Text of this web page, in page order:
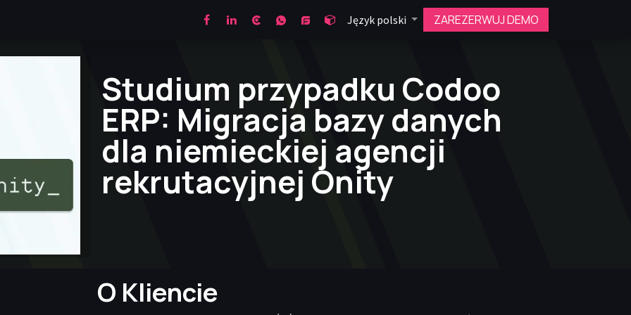
Język polski ZAREZERWUJ DEMO
Studium przypadku Codoo
ERP: Migracja bazy danych
dla niemieckiej agencji
rekrutacyjnej Onity
O Kliencie